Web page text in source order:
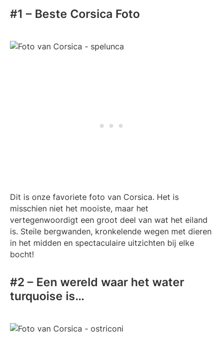
#1 – Beste Corsica Foto
Dit is onze favoriete foto van Corsica. Het is
misschien niet het mooiste, maar het
vertegenwoordigt een groot deel van wat het eiland
is. Steile bergwanden, kronkelende wegen met dieren
in het midden en spectaculaire uitzichten bij elke
bocht!
#2 – Een wereld waar het water
turquoise is…